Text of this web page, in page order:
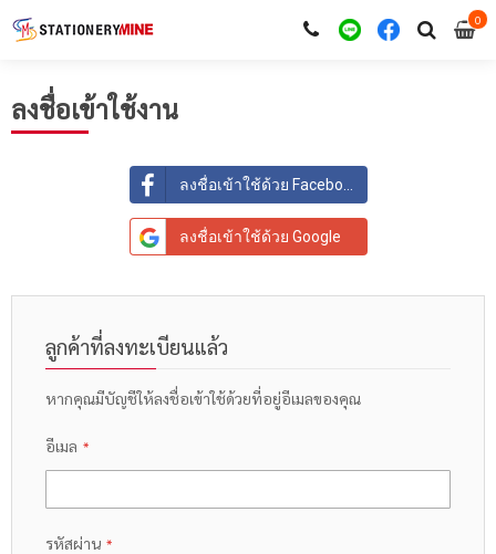
00
ลงชื่อเข้าใช้งาน
ลงชื่อเข้าใช้ด้วย Facebook
ลงชื่อเข้าใช้ด้วย Google
ลูกค้าที่ลงทะเบียนแล้ว
หากคุณมีบัญชีให้ลงชื่อเข้าใช้ด้วยที่อยู่อีเมลของคุณ
อีเมล
รหัสผ่าน